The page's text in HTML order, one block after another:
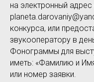
на электронный
конкурса, или
звукооператору в
Фонограммы для
иметь: «Фамилию и
или номер заявки.